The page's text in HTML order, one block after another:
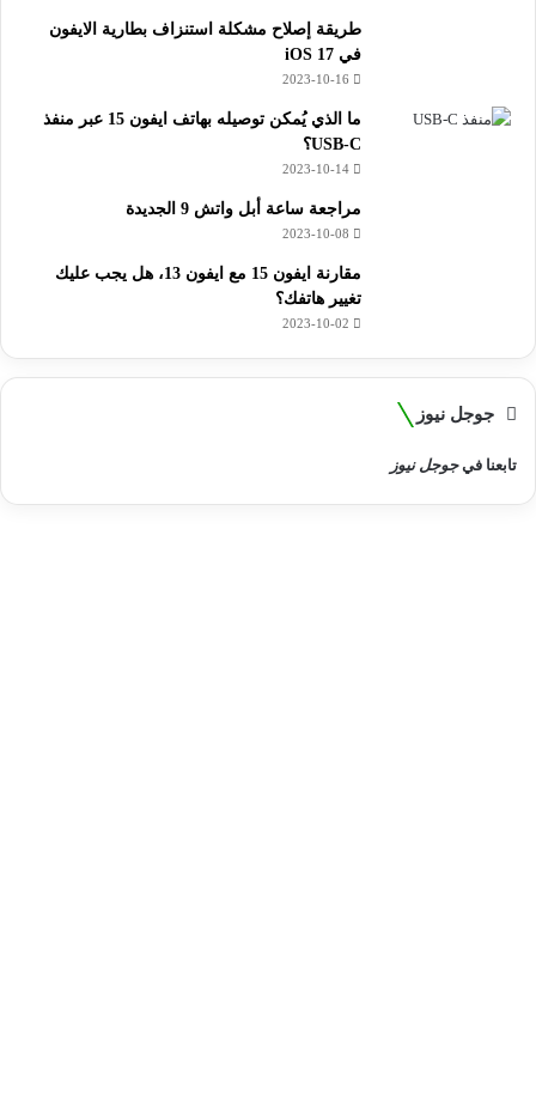
طريقة إصلاح مشكلة استنزاف بطارية الايفون
في iOS 17
2023-10-16
ما الذي يُمكن توصيله بهاتف ايفون 15 عبر منفذ
USB-C؟
2023-10-14
مراجعة ساعة أبل واتش 9 الجديدة
2023-10-08
مقارنة ايفون 15 مع ايفون 13، هل يجب عليك
تغيير هاتفك؟
2023-10-02
جوجل نيوز
تابعنا فيجوجل نيوز